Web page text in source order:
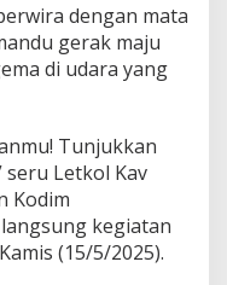
dengan mata
gerak maju
di udara yang
Tunjukkan
seru Letkol Kav
Kodim
kegiatan
(15/5/2025).